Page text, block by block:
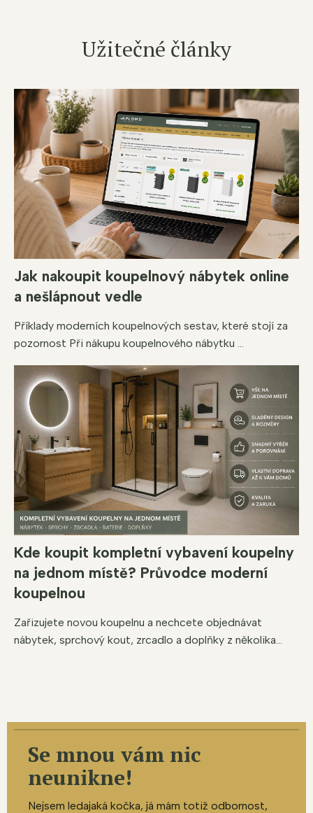
Užitečné články
Jak nakoupit koupelnový nábytek online
a nešlápnout vedle
Příklady moderních koupelnových sestav, které stojí za
pozornost Při nákupu koupelnového nábytku ...
Kde koupit kompletní vybavení koupelny
na jednom místě? Průvodce moderní
koupelnou
Zařizujete novou koupelnu a nechcete objednávat
nábytek, sprchový kout, zrcadlo a doplňky z několika...
Se mnou vám nic
neunikne!
Nejsem ledajaká kočka, já mám totiž odbornost,